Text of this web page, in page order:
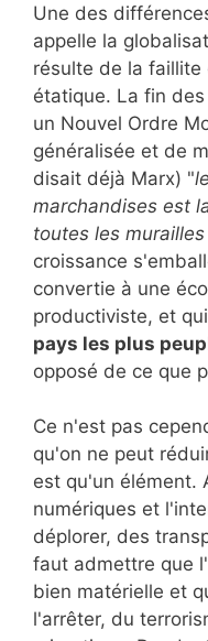
Une des
appelle la
résulte de la
étatique. La fin
un Nouvel Ordre
généralisée et de
disait déjà Marx) "
marchandises est
toutes les
croissance
convertie à une
productiviste, et
pays les plus
opposé de ce que
Ce n'est pas
qu'on ne peut
est qu'un élément.
numériques et
déplorer, des
faut admettre que
bien matérielle et
l'arrêter, du